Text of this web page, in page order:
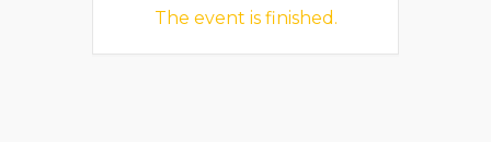
The event is finished.